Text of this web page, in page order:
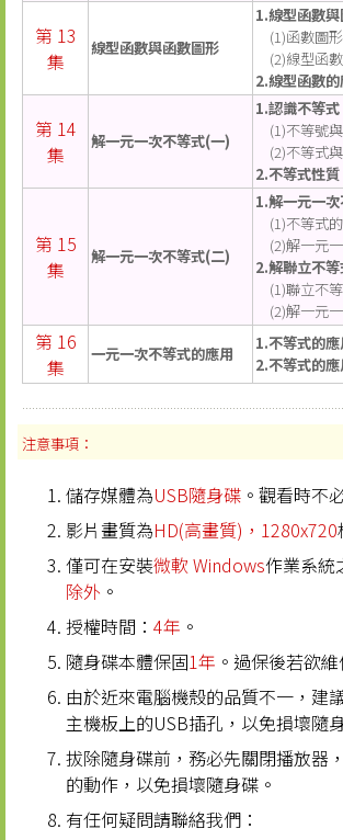
第 13
集
線型函數與函數圖形
1.線型函數
(1)函數圖形
(2)線型函數
2.線型函數的
第 14
集
解一元一次不等式(一)
1.認識不等式
(1)不等號
(2)不等式
2.不等式性質
第 15
集
解一元一次不等式(二)
1.解一元一
(1)不等式
(2)解一元
2.解聯立不
(1)聯立不
(2)解一元
第 16
集
一元一次不等式的應用
1.不等式的
2.不等式的
注意事項：
儲存媒體為USB隨身碟 。觀看時不
影片畫質為HD(高畫質)，1280x720
僅可在安裝微軟 Windows作業系統
除外 。
授權時間： 4年 。
隨身碟本體保固1年 。過保後若欲
由於近來電腦機殼的品質不一，建
主機板上的USB插孔，以免損壞隨
拔除隨身碟前，務必先關閉播放器
的動作，以免損壞隨身碟。
有任何疑問請聯絡我們：